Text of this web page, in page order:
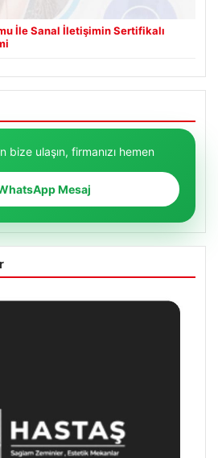
İle Sanal İletişimin Sertifikalı
ulaşın, firmanızı hemen
Mesaj